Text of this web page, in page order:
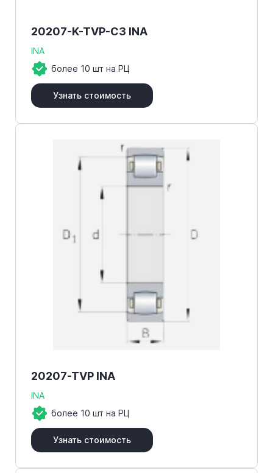
20207-K-TVP-C3 INA
INA
более 10 шт на РЦ
Узнать стоимость
20207-TVP INA
INA
более 10 шт на РЦ
Узнать стоимость